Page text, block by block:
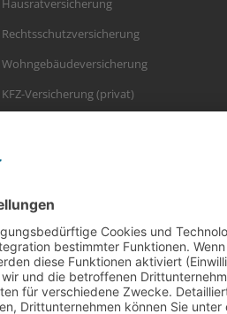
Hausratversicherung
Rechtsschutzversicherung
Wohngebäudeversicherung
KFZ-Versicherung (privat)
E-Bike
Gewerberechtsschutz
Betriebsinhalt/-schließung/-unterbrechung
Betriebsgebäude